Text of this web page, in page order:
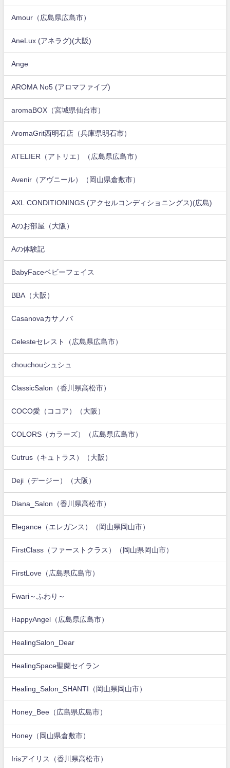
Amour（広島県広島市）
AneLux (アネラグ)(大阪)
Ange
AROMA No5 (アロマファイブ)
aromaBOX（宮城県仙台市）
AromaGrit西明石店（兵庫県明石市）
ATELIER（アトリエ）（広島県広島市）
Avenir（アヴニール）（岡山県倉敷市）
AXL CONDITIONINGS (アクセルコンディショニングス)(広島)
Aのお部屋（大阪）
Aの体験記
BabyFaceベビーフェイス
BBA（大阪）
Casanovaカサノバ
Celesteセレスト（広島県広島市）
chouchouシュシュ
ClassicSalon（香川県高松市）
COCO愛（ココア）（大阪）
COLORS（カラーズ）（広島県広島市）
Cutrus（キュトラス）（大阪）
Deji（デージー）（大阪）
Diana_Salon（香川県高松市）
Elegance（エレガンス）（岡山県岡山市）
FirstClass（ファーストクラス）（岡山県岡山市）
FirstLove（広島県広島市）
Fwari～ふわり～
HappyAngel（広島県広島市）
HealingSalon_Dear
HealingSpace聖蘭セイラン
Healing_Salon_SHANTI（岡山県岡山市）
Honey_Bee（広島県広島市）
Honey（岡山県倉敷市）
Irisアイリス（香川県高松市）